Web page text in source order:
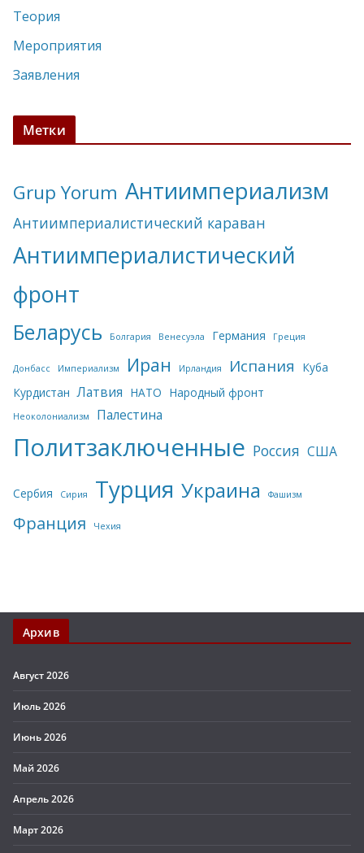
Теория
Мероприятия
Заявления
Метки
Grup Yorum Антиимпериализм
Антиимпериалистический караван
Антиимпериалистический
фронт
Беларусь Болгария Венесуэла Германия Греция
Донбасс Империализм Иран Ирландия Испания
Куба
Курдистан Латвия НАТО Народный фронт
Неоколониализм Палестина
Политзаключенные Россия США
Сербия Сирия Турция Украина Фашизм
Франция Чехия
Архив
Август 2026
Июль 2026
Июнь 2026
Май 2026
Апрель 2026
Март 2026